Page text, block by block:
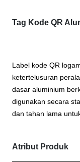
Tag Kode QR
Label kode QR
ketertelusuran
dasar aluminium
digunakan secara
dan tahan lama
Atribut Produk